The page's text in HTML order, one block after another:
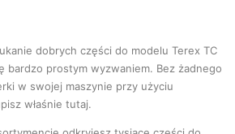
dobrych części do modelu Terex TC
bardzo prostym wyzwaniem. Bez żadnego
w swojej maszynie przy użyciu
właśnie tutaj.